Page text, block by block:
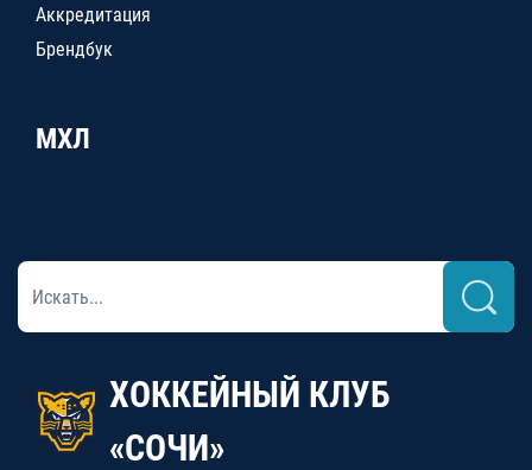
Аккредитация
Брендбук
МХЛ
ХОККЕЙНЫЙ КЛУБ
«СОЧИ»